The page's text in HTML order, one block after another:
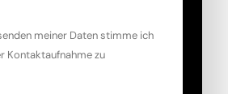
meiner Daten stimme ich
Kontaktaufnahme zu